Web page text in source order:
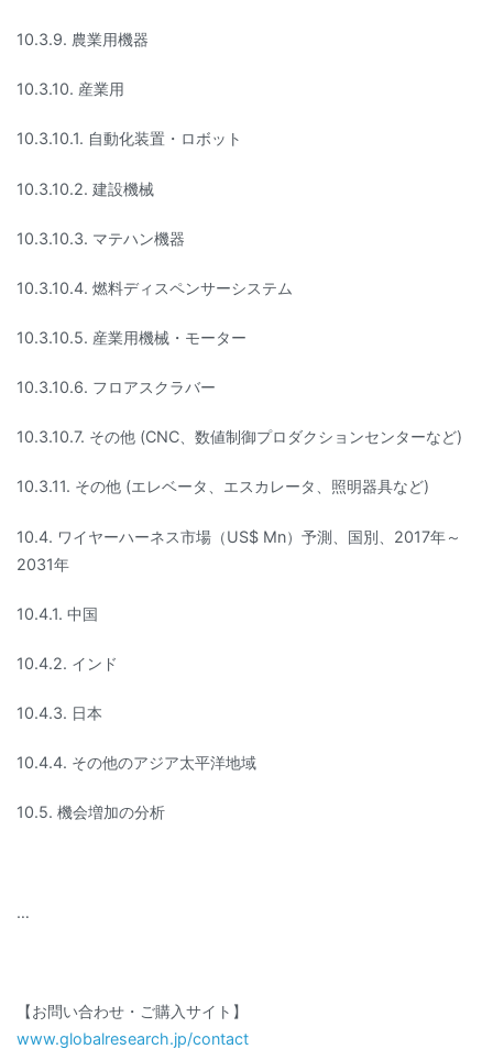
10.3.9. 農業用機器
10.3.10. 産業用
10.3.10.1. 自動化装置・ロボット
10.3.10.2. 建設機械
10.3.10.3. マテハン機器
10.3.10.4. 燃料ディスペンサーシステム
10.3.10.5. 産業用機械・モーター
10.3.10.6. フロアスクラバー
10.3.10.7. その他 (CNC、数値制御プロダクションセンターなど)
10.3.11. その他 (エレベータ、エスカレータ、照明器具など)
10.4. ワイヤーハーネス市場（US$ Mn）予測、国別、2017年～
2031年
10.4.1. 中国
10.4.2. インド
10.4.3. 日本
10.4.4. その他のアジア太平洋地域
10.5. 機会増加の分析
…
【お問い合わせ・ご購入サイト】
www.globalresearch.jp/contact